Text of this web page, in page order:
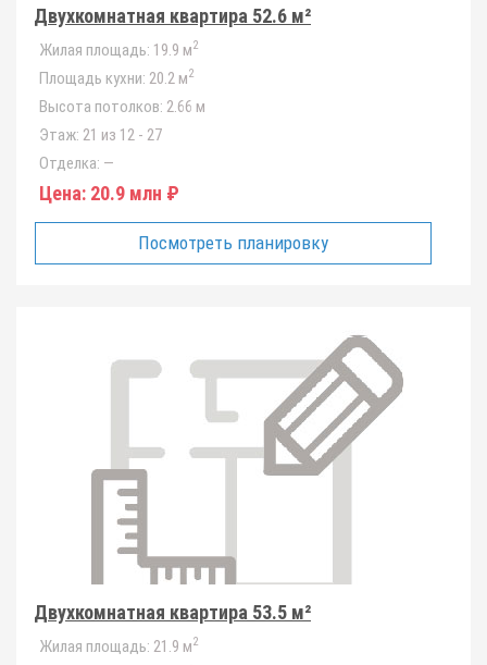
Двухкомнатная квартира 52.6 м²
Жилая площадь: 19.9 м2
Площадь кухни: 20.2 м2
Высота потолков: 2.66 м
Этаж: 21 из 12 - 27
Отделка: —
Цена: 20.9 млн ₽
Посмотреть планировку
Двухкомнатная квартира 53.5 м²
Жилая площадь: 21.9 м2